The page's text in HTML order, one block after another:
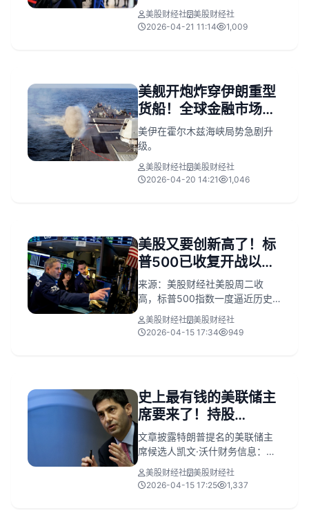
硬件工程高级副总裁约翰·特纳斯
接任。
美股财经社 美股财经社
2026-04-21 11:14
1,009
美舰开炮炸穿伊朗重型
货船！全球金融市场又
麻了，科技七巨头有望
拯救大盘
美伊在霍尔木兹海峡局势急剧升
级。
美股财经社 美股财经社
2026-04-20 14:21
1,046
美股又要创新高了！标
普500已收复开战以来
所有跌幅
来源：美股财经社美股周二收
高，标普500指数一度逼近历史
高位，抹去了自伊朗战争爆发以
来的全部跌幅。交易员们对美伊
的美国WTI原油期货价格下跌近
8%，收于每桶91.28美元。国际
美股财经社 美股财经社
2026-04-15 17:34
949
史上最有钱的美联储主
席要来了！持股
SpaceX，老婆来自雅
诗兰黛家族
文章披露特朗普提名的美联储主
席候选人凯文·沃什财务信息：其
个人净资产估值达1.31–2.09亿美
元，远超历任美联储主席（如鲍
美股财经社 美股财经社
2026-04-15 17:25
1,337